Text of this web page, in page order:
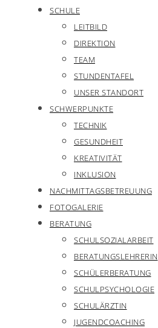
SCHULE
LEITBILD
DIREKTION
TEAM
STUNDENTAFEL
UNSER STANDORT
SCHWERPUNKTE
TECHNIK
GESUNDHEIT
KREATIVITÄT
INKLUSION
NACHMITTAGSBETREUUNG
FOTOGALERIE
BERATUNG
SCHULSOZIALARBEIT
BERATUNGSLEHRERIN
SCHÜLERBERATUNG
SCHULPSYCHOLOGIE
SCHULÄRZTIN
JUGENDCOACHING